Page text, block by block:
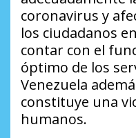
coronavirus y
los ciudadanos
contar con el
óptimo de los
Venezuela
constituye una
humanos.